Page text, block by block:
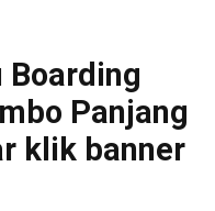
Boarding
Panjang
klik banner